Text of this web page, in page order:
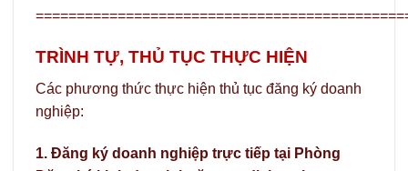
TRÌNH TỰ, THỦ TỤC THỰC HIỆN
Các phương thức thực hiện thủ tục đăng ký doanh
nghiệp:
1. Đăng ký doanh nghiệp trực tiếp tại Phòng